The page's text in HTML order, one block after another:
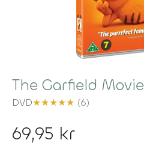
The Garfield Movie
DVD★★★★★ (6)
69,95 kr